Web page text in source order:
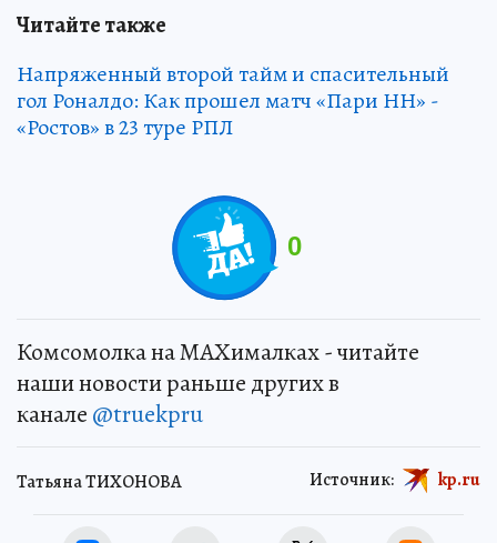
Читайте также
Напряженный второй тайм и спасительный
гол Роналдо: Как прошел матч «Пари НН» -
«Ростов» в 23 туре РПЛ
0
Комсомолка на MAXималках - читайте
наши новости раньше других в
канале @truekpru
Татьяна ТИХОНОВА Источник: kp.ru